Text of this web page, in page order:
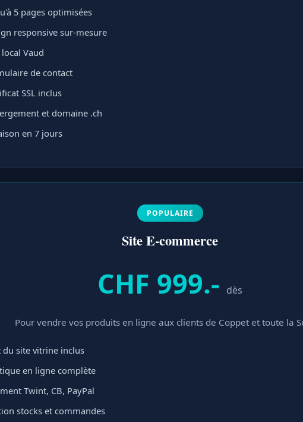
5 pages optimisées
responsive sur-mesure
local Vaud
de contact
SSL inclus
et domaine .ch
en 7 jours
POPULAIRE
Site E-commerce
CHF 999.- dès
Pour vendre vos produits en ligne aux clients de Coppet et toute la
du site vitrine inclus
en ligne complète
Twint, CB, PayPal
stocks et commandes